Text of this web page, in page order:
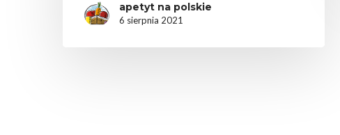
apetyt na polskie
6 sierpnia 2021